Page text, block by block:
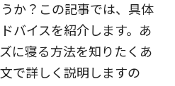
か？この記事では、具体
バイスを紹介します。あ
に寝る方法を知りたくあ
で詳しく説明しますの